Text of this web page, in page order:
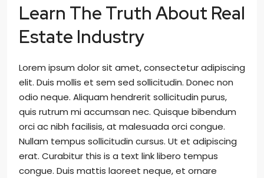
Learn The Truth About Real
Estate Industry
Lorem ipsum dolor sit amet, consectetur adipiscing
elit. Duis mollis et sem sed sollicitudin. Donec non
odio neque. Aliquam hendrerit sollicitudin purus,
quis rutrum mi accumsan nec. Quisque bibendum
orci ac nibh facilisis, at malesuada orci congue.
Nullam tempus sollicitudin cursus. Ut et adipiscing
erat. Curabitur this is a text link libero tempus
congue. Duis mattis laoreet neque, et ornare